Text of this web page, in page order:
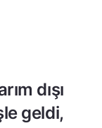
dışı
geldi,